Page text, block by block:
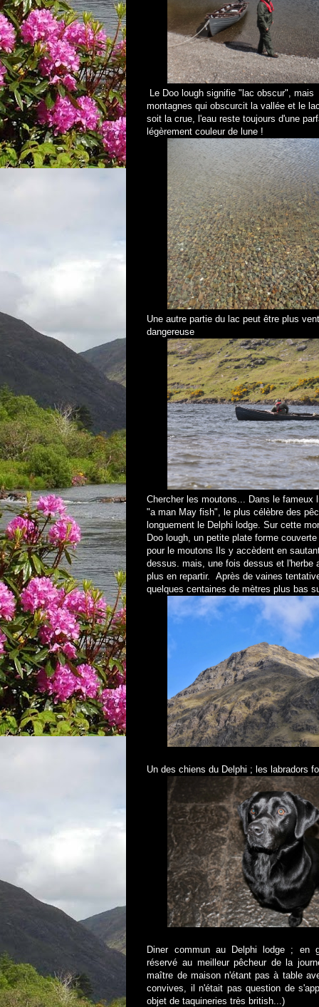
Le Doo lough signifie "lac obscur",
montagnes qui obscurcit la vallée et le
soit la crue, l'eau reste toujours d'une
légèrement couleur de lune !
Une autre partie du lac peut être plus
dangereuse
Chercher les moutons... Dans le fameux
"a man May fish", le plus célèbre des
longuement le Delphi lodge. Sur cette
Doo lough, un petite plate forme
pour le moutons Ils y accèdent en
dessus. mais, une fois dessus et l'herbe
plus en repartir. Après de vaines
quelques centaines de mètres plus bas
Un des chiens du Delphi ; les labradors
Diner commun au Delphi lodge ; en
réservé au meilleur pêcheur de la
maître de maison n'étant pas à table
convives, il n'était pas question de
objet de taquineries très british...)